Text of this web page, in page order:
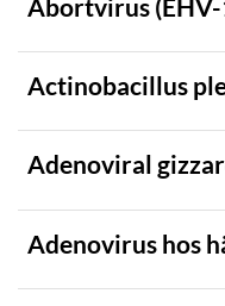
Vildsvin
Abortvirus (EHV-
Actinobacillus
Adenoviral
Adenovirus hos